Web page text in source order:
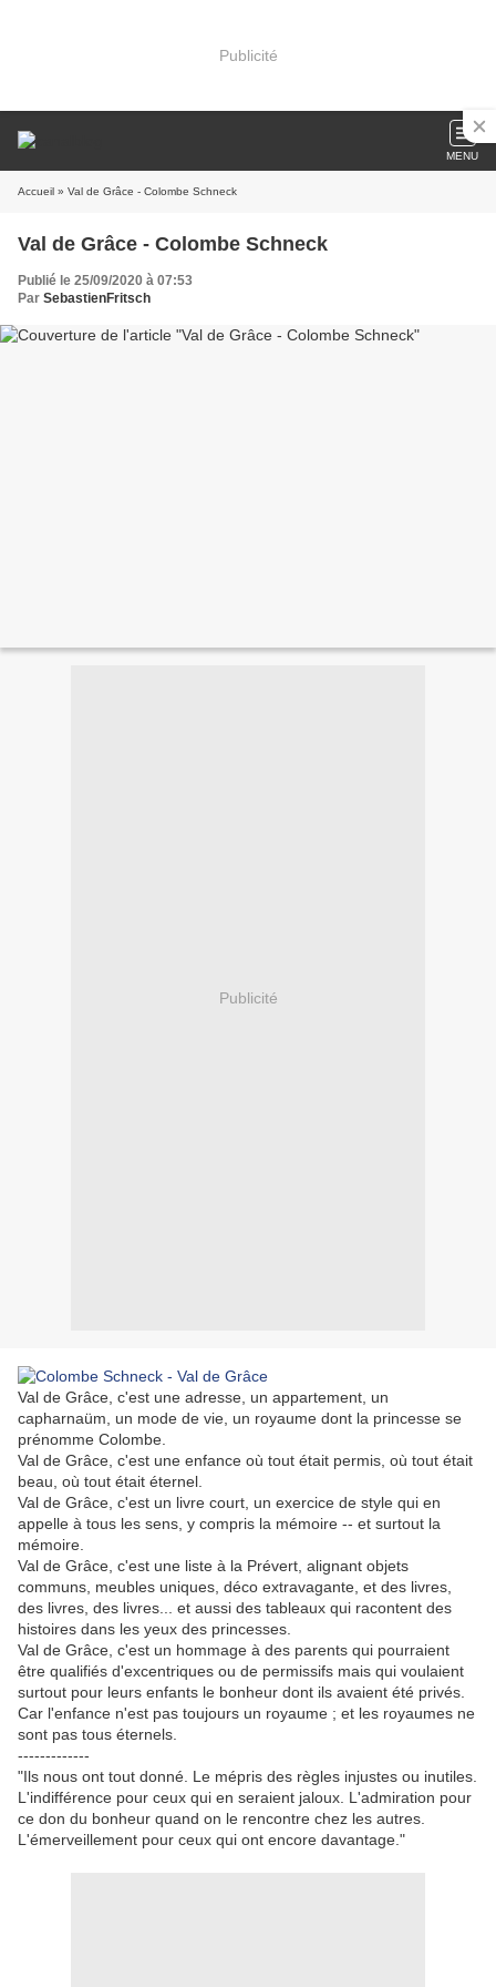
Publicité
MENU
Accueil » Val de Grâce - Colombe Schneck
Val de Grâce - Colombe Schneck
Publié le 25/09/2020 à 07:53
Par SebastienFritsch
Publicité
Val de Grâce, c'est une adresse, un appartement, un
capharnaüm, un mode de vie, un royaume dont la princesse se
prénomme Colombe.
Val de Grâce, c'est une enfance où tout était permis, où tout était
beau, où tout était éternel.
Val de Grâce, c'est un livre court, un exercice de style qui en
appelle à tous les sens, y compris la mémoire -- et surtout la
mémoire.
Val de Grâce, c'est une liste à la Prévert, alignant objets
communs, meubles uniques, déco extravagante, et des livres,
des livres, des livres... et aussi des tableaux qui racontent des
histoires dans les yeux des princesses.
Val de Grâce, c'est un hommage à des parents qui pourraient
être qualifiés d'excentriques ou de permissifs mais qui voulaient
surtout pour leurs enfants le bonheur dont ils avaient été privés.
Car l'enfance n'est pas toujours un royaume ; et les royaumes ne
sont pas tous éternels.
-------------
"Ils nous ont tout donné. Le mépris des règles injustes ou inutiles.
L'indifférence pour ceux qui en seraient jaloux. L'admiration pour
ce don du bonheur quand on le rencontre chez les autres.
L'émerveillement pour ceux qui ont encore davantage."